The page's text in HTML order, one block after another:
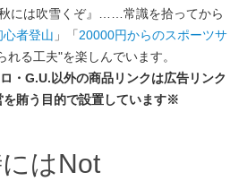
秋には吹雪くぞ』……常識を拾ってから
心者登山 」「20000円からのスポーツサ
れる工夫"を楽しんでいます。
・G.U.以外の商品リンクは広告リンク
を賄う目的で設置しています※
にはNot